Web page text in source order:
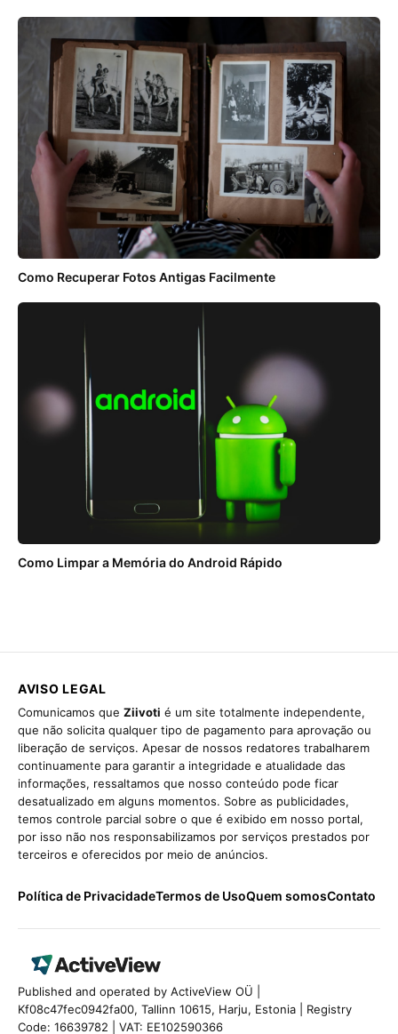
Como Recuperar Fotos Antigas Facilmente
Como Limpar a Memória do Android Rápido
AVISO LEGAL
Comunicamos que Ziivoti é um site totalmente independente,
que não solicita qualquer tipo de pagamento para aprovação ou
liberação de serviços. Apesar de nossos redatores trabalharem
continuamente para garantir a integridade e atualidade das
informações, ressaltamos que nosso conteúdo pode ficar
desatualizado em alguns momentos. Sobre as publicidades,
temos controle parcial sobre o que é exibido em nosso portal,
por isso não nos responsabilizamos por serviços prestados por
terceiros e oferecidos por meio de anúncios.
Política de PrivacidadeTermos de UsoQuem somosContato
Published and operated by ActiveView OÜ |
Kf08c47fec0942fa00, Tallinn 10615, Harju, Estonia | Registry
Code: 16639782 | VAT: EE102590366